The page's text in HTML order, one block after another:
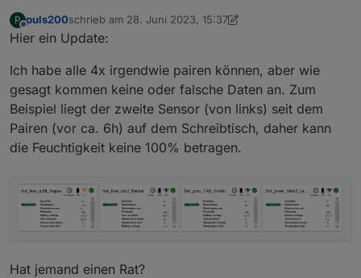
Ich werde versuchen, die restlichen beiden auch noch
zu pairen.
Raspberry 4 4GB:
Node.js: v18.16.0
P
Offline
puls200schrieb am 28. Juni 2023, 15:37
zuletzt editiert von puls200
Hier ein Update:
Ich habe alle 4x irgendwie pairen können, aber wie
gesagt kommen keine oder falsche Daten an. Zum
Beispiel liegt der zweite Sensor (von links) seit dem
Pairen (vor ca. 6h) auf dem Schreibtisch, daher kann
die Feuchtigkeit keine 100% betragen.
Hat jemand einen Rat?